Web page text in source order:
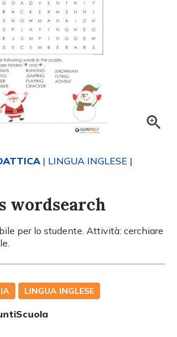
| LINGUA INGLESE |
wordsearch
per lo studente. Attività: cerchiare
LINGUA INGLESE